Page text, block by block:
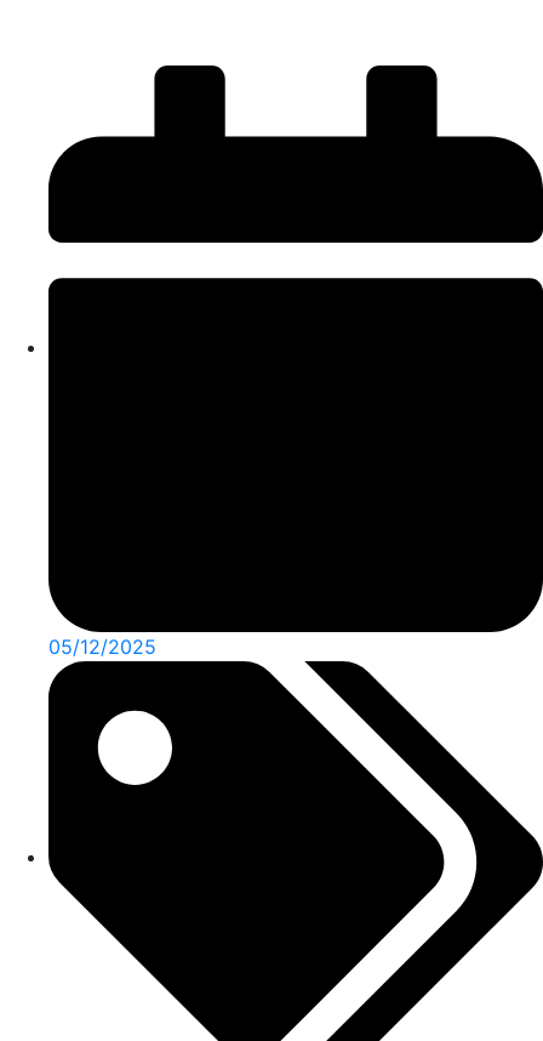
05/12/2025